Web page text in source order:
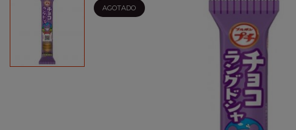
AGOTADO